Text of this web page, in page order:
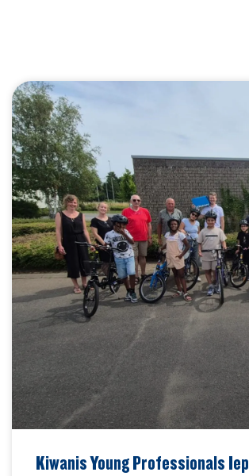
Kiwanis Young Professionals